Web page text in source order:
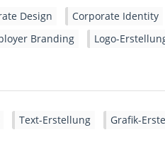
Design
Corporate Identity
Branding
Logo-
Text-Erstellung Grafik-